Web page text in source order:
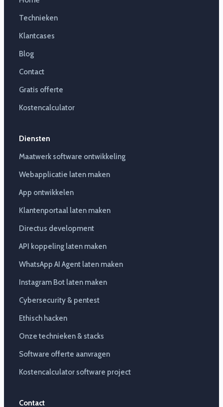
Technieken
Klantcases
Blog
Contact
Gratis offerte
Kostencalculator
Diensten
Maatwerk software ontwikkeling
Webapplicatie laten maken
App ontwikkelen
Klantenportaal laten maken
Directus development
API koppeling laten maken
WhatsApp AI Agent laten maken
Instagram Bot laten maken
Cybersecurity & pentest
Ethisch hacken
Onze technieken & stacks
Software offerte aanvragen
Kostencalculator software project
Contact